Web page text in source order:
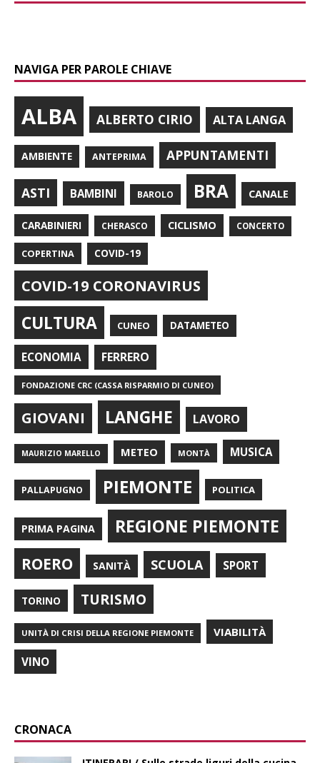
NAVIGA PER PAROLE CHIAVE
ALBA ALBERTO CIRIO ALTA LANGA
AMBIENTE ANTEPRIMA APPUNTAMENTI
ASTI BAMBINI BAROLO BRA CANALE
CARABINIERI CHERASCO CICLISMO CONCERTO
COPERTINA COVID-19
COVID-19 CORONAVIRUS
CULTURA CUNEO DATAMETEO
ECONOMIA FERRERO
FONDAZIONE CRC (CASSA RISPARMIO DI CUNEO)
GIOVANI LANGHE LAVORO
MAURIZIO MARELLO METEO MONTÀ MUSICA
PALLAPUGNO PIEMONTE POLITICA
PRIMA PAGINA REGIONE PIEMONTE
ROERO SANITÀ SCUOLA SPORT
TORINO TURISMO
UNITÀ DI CRISI DELLA REGIONE PIEMONTE VIABILITÀ
VINO
CRONACA